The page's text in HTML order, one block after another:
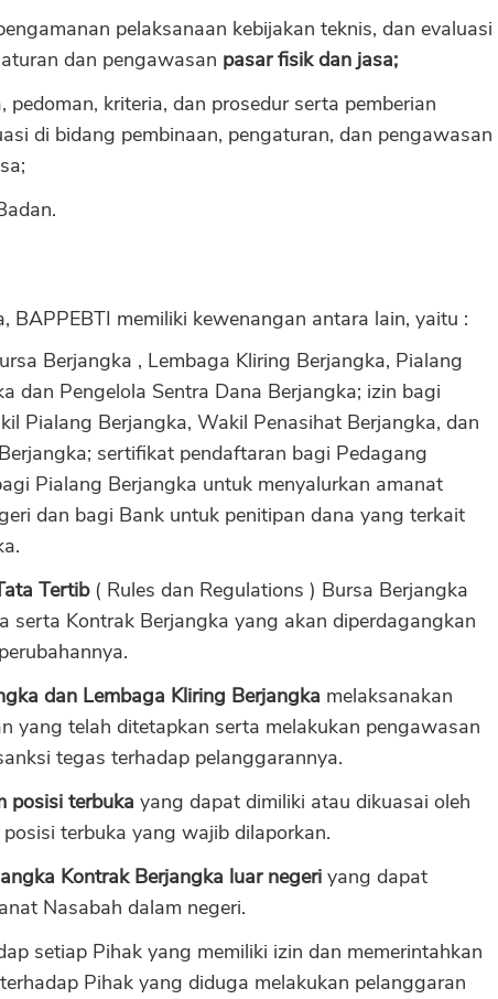
pelaksanaan kebijakan teknis, dan evaluasi
dan pengawasan pasar fisik dan jasa;
pedoman, kriteria, dan prosedur serta pemberian
di bidang pembinaan, pengaturan, dan pengawasan
BAPPEBTI memiliki kewenangan antara lain, yaitu :
Berjangka , Lembaga Kliring Berjangka, Pialang
dan Pengelola Sentra Dana Berjangka; izin bagi
Pialang Berjangka, Wakil Penasihat Berjangka, dan
sertifikat pendaftaran bagi Pedagang
Pialang Berjangka untuk menyalurkan amanat
dan bagi Bank untuk penitipan dana yang terkait
Tertib( Rules dan Regulations ) Bursa Berjangka
serta Kontrak Berjangka yang akan diperdagangkan
dan Lembaga Kliring Berjangka melaksanakan
yang telah ditetapkan serta melakukan pengawasan
tegas terhadap pelanggarannya.
posisi terbuka yang dapat dimiliki atau dikuasai oleh
terbuka yang wajib dilaporkan.
Kontrak Berjangka luar negeri yang dapat
Nasabah dalam negeri.
setiap Pihak yang memiliki izin dan memerintahkan
Pihak yang diduga melakukan pelanggaran